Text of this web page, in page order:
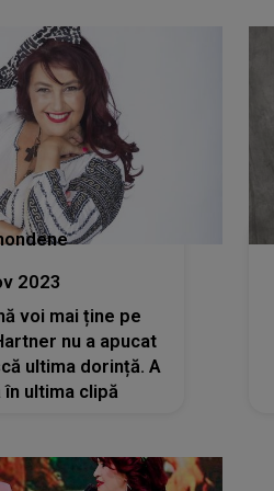
2023
voi mai ține pe
nu a apucat
ultima dorință. A
ultima clipă